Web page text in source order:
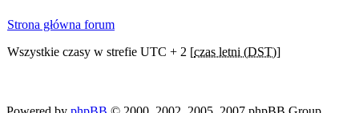
Strona główna forum
Wszystkie czasy w strefie UTC + 2 [czas letni (DST)]